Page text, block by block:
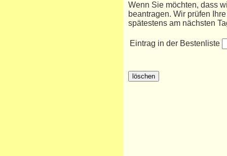
Wenn Sie möchten, dass
beantragen. Wir prüfen
spätestens am nächsten
Eintrag in der Bestenliste